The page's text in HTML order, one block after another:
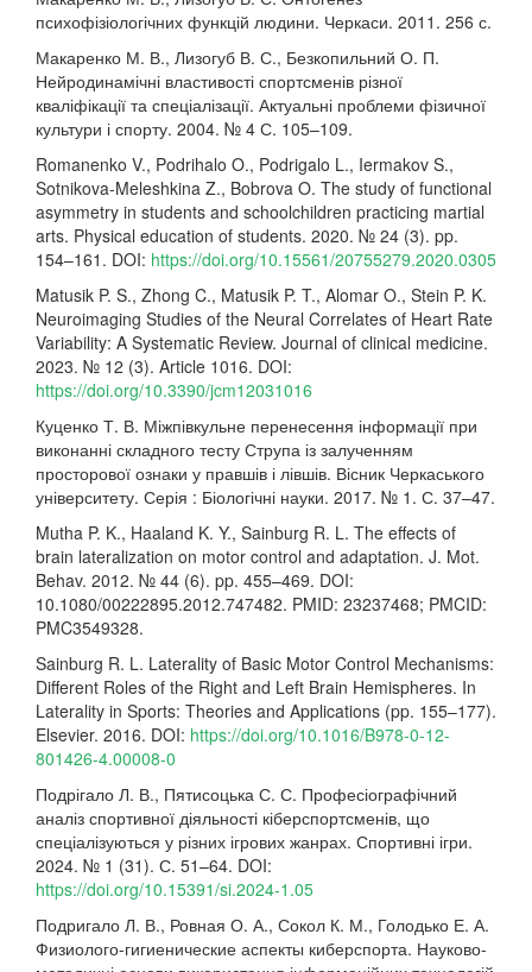
психофізіологічних функцій людини. Черкаси. 2011. 256 с.
Макаренко М. В., Лизогуб В. С., Безкопильний О. П.
Нейродинамічні властивості спортсменів різної
кваліфікації та спеціалізації. Актуальні проблеми фізичної
культури і спорту. 2004. № 4 С. 105–109.
Romanenko V., Podrihalo O., Podrigalo L., Iermakov S.,
Sotnikova-Meleshkina Z., Bobrova O. The study of functional
asymmetry in students and schoolchildren practicing martial
arts. Physical education of students. 2020. № 24 (3). pp.
154–161. DOI: https://doi.org/10.15561/20755279.2020.0305
Matusik P. S., Zhong C., Matusik P. T., Alomar O., Stein P. K.
Neuroimaging Studies of the Neural Correlates of Heart Rate
Variability: A Systematic Review. Journal of clinical medicine.
2023. № 12 (3). Article 1016. DOI:
https://doi.org/10.3390/jcm12031016
Куценко Т. В. Міжпівкульне перенесення інформації при
виконанні складного тесту Струпа із залученням
просторової ознаки у правшів і лівшів. Вісник Черкаського
університету. Серія : Біологічні науки. 2017. № 1. С. 37–47.
Mutha P. K., Haaland K. Y., Sainburg R. L. The effects of
brain lateralization on motor control and adaptation. J. Mot.
Behav. 2012. № 44 (6). pp. 455–469. DOI:
10.1080/00222895.2012.747482. PMID: 23237468; PMCID:
PMC3549328.
Sainburg R. L. Laterality of Basic Motor Control Mechanisms:
Different Roles of the Right and Left Brain Hemispheres. In
Laterality in Sports: Theories and Applications (pp. 155–177).
Elsevier. 2016. DOI: https://doi.org/10.1016/B978-0-12-
801426-4.00008-0
Подрігало Л. В., Пятисоцька С. С. Професіографічний
аналіз спортивної діяльності кіберспортсменів, що
спеціалізуються у різних ігрових жанрах. Спортивні ігри.
2024. № 1 (31). С. 51–64. DOI:
https://doi.org/10.15391/si.2024-1.05
Подригало Л. В., Ровная О. А., Сокол К. М., Голодько Е. А.
Физиолого-гигиенические аспекты киберспорта. Науково-